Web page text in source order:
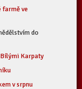
farmě ve
do
Karpaty
v srpnu